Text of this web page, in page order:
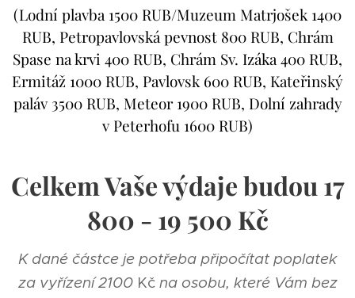
(Lodní plavba 1500 RUB/Muzeum Matrjošek 1400
RUB, Petropavlovská pevnost 800 RUB, Chrám
Spase na krvi 400 RUB, Chrám Sv. Izáka 400 RUB,
Ermitáž 1000 RUB, Pavlovsk 600 RUB, Kateřinský
paláv 3500 RUB, Meteor 1900 RUB, Dolní zahrady
v Peterhofu 1600 RUB)
Celkem Vaše výdaje budou 17
800 - 19 500 Kč
K dané částce je potřeba připočítat poplatek
za vyřízení 2100Kč na osobu, které Vám bez